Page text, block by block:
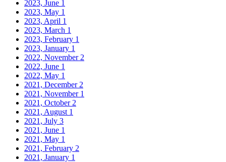
2023, June 1
2023, May 1
2023, April 1
2023, March 1
2023, February 1
2023, January 1
2022, November 2
2022, June 1
2022, May 1
2021, December 2
2021, November 1
2021, October 2
2021, August 1
2021, July 3
2021, June 1
2021, May 1
2021, February 2
2021, January 1